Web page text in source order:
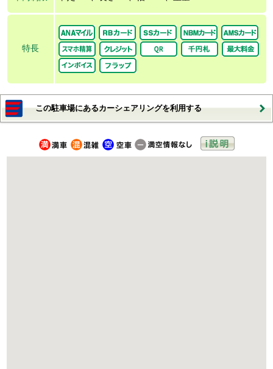
特長
この駐車場にあるカーシェアリングを利用する